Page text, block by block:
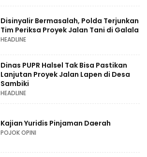
Disinyalir Bermasalah, Polda Terjunkan
Tim Periksa Proyek Jalan Tani di Galala
HEADLINE
Dinas PUPR Halsel Tak Bisa Pastikan
Lanjutan Proyek Jalan Lapen di Desa
Sambiki
HEADLINE
Kajian Yuridis Pinjaman Daerah
POJOK OPINI